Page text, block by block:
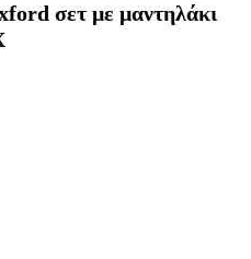
σετ με μαντηλάκι